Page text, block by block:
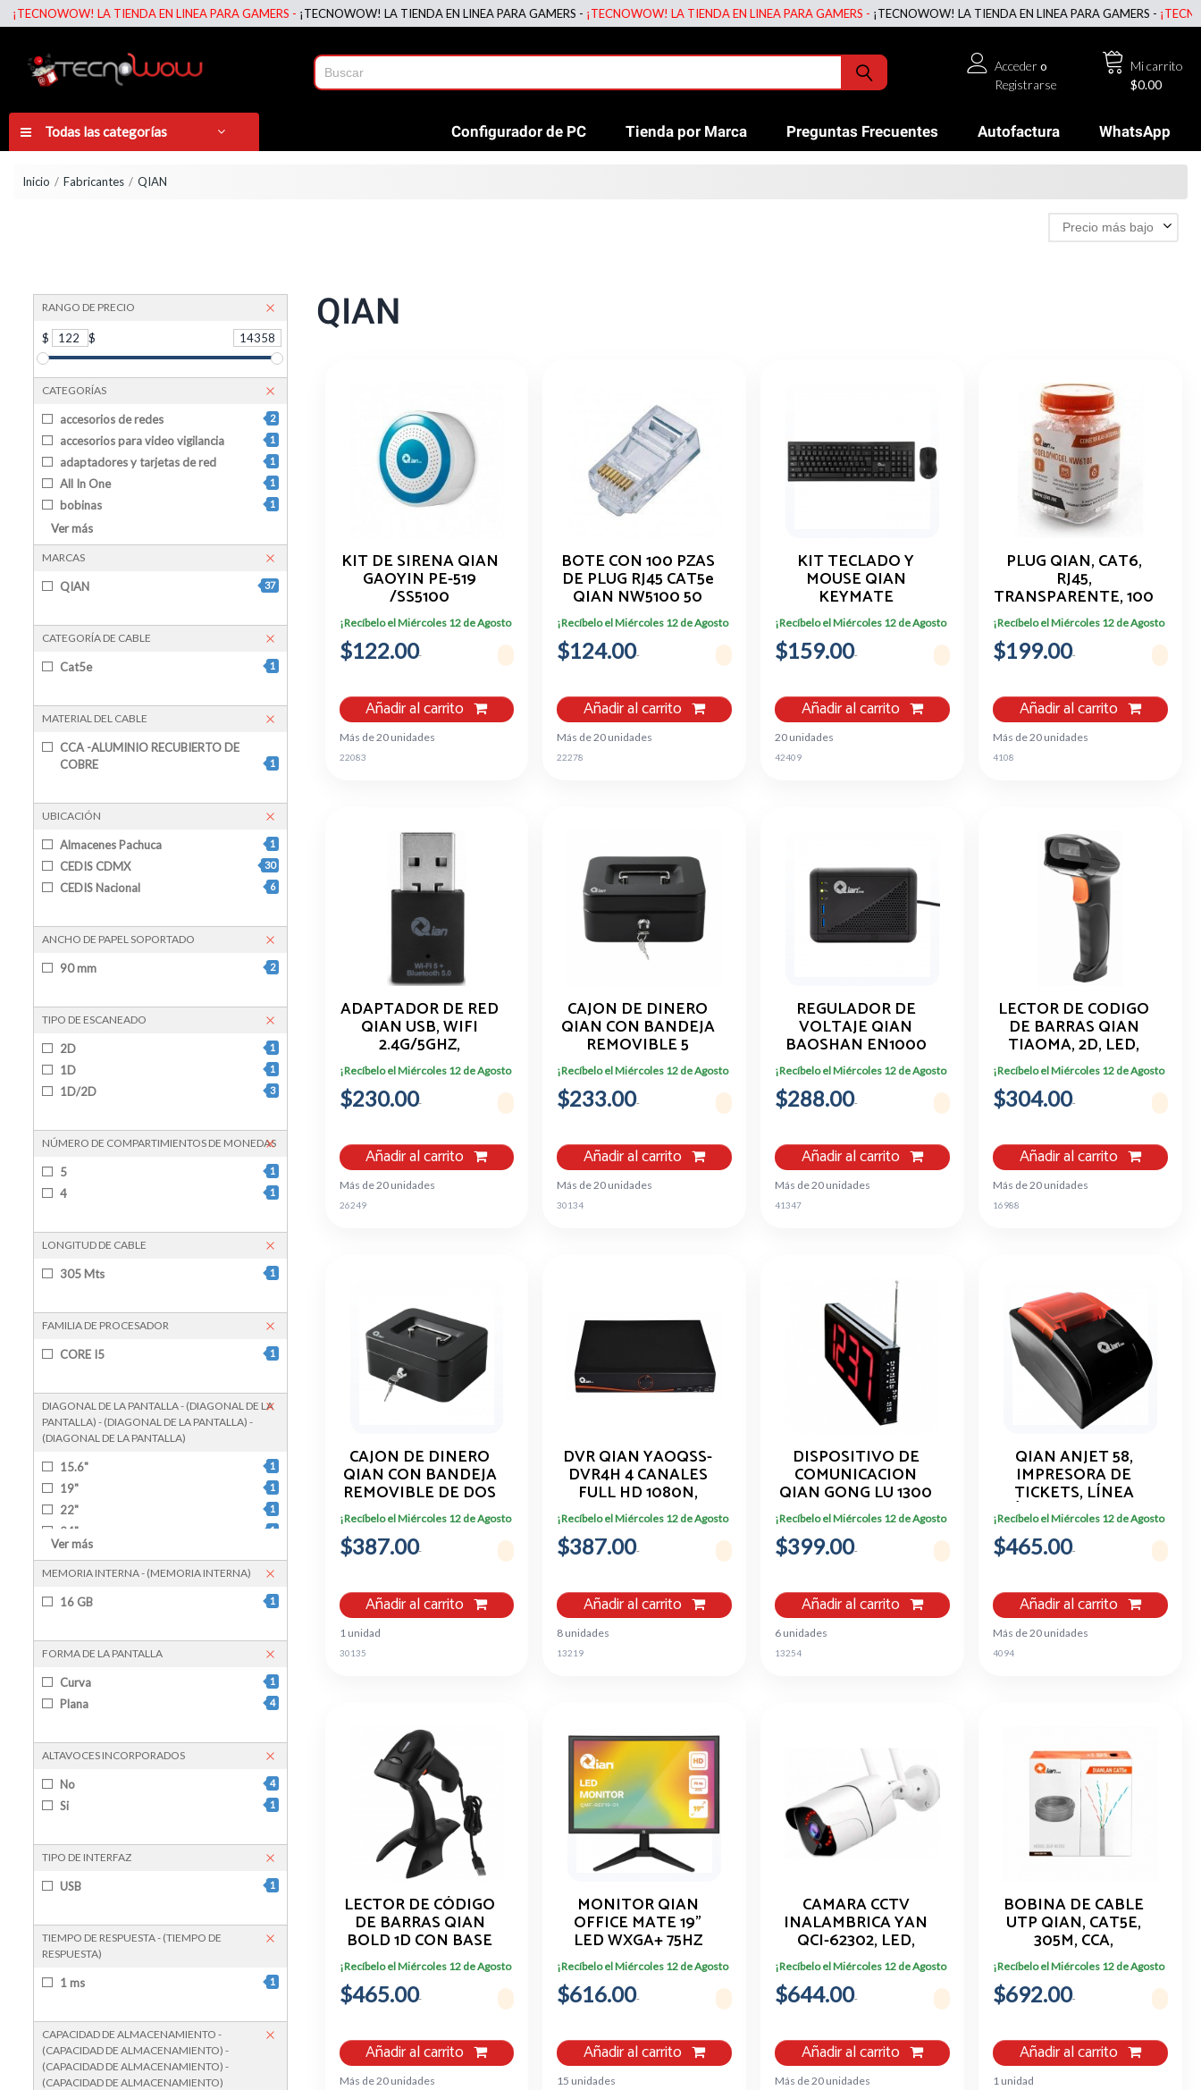
LA TIENDA EN LINEA PARA GAMERS -¡TECNOWOW! LA TIENDA EN LINEA PARA GAMERS -¡TECNOWOW! LA TIENDA EN LINEA PARA GAMERS -¡TECNOWOW! LA TIENDA EN LINEA PARA GAMERS -¡TECNOWOW!
Mi carrito
$0.00
Accedero
Registrarse
Todas las categorías Configurador de PC Tienda por Marca Preguntas Frecuentes Autofactura WhatsApp
Inicio Fabricantes QIAN
Precio más bajo
RANGO DE PRECIO
$ 122 $ 14358
CATEGORÍAS
accesorios de redes 2
accesorios para video vigilancia 1
adaptadores y tarjetas de red 1
All In One 1
bobinas 1
Cajones de Dinero
camaras de video vigilancia 1
Impresoras POS 5
Lector de Código de Barras
Monitores Gamer 1
no break y ups 2
pantallas de proyeccion
proyectores 1
Teléfono IP 1
Ver más
MARCAS
QIAN 37
CATEGORÍA DE CABLE
Cat5e 1
MATERIAL DEL CABLE
CCA -ALUMINIO RECUBIERTO DE
COBRE
1
UBICACIÓN
Almacenes Pachuca 1
CEDIS CDMX 30
CEDIS Nacional 6
ANCHO DE PAPEL SOPORTADO
90 mm 2
TIPO DE ESCANEADO
2D 1
1D 1
1D/2D 3
NÚMERO DE COMPARTIMIENTOS DE MONEDAS
5 1
4 1
LONGITUD DE CABLE
305 Mts 1
FAMILIA DE PROCESADOR
CORE I5 1
DIAGONAL DE LA PANTALLA - (DIAGONAL DE LA
PANTALLA) - (DIAGONAL DE LA PANTALLA) -
(DIAGONAL DE LA PANTALLA)
15.6" 1
19" 1
22" 1
24" 1
27"
30" 1
Ver más
MEMORIA INTERNA - (MEMORIA INTERNA)
16 GB 1
FORMA DE LA PANTALLA
Curva 1
Plana 4
ALTAVOCES INCORPORADOS
No 4
Si 1
TIPO DE INTERFAZ
USB 1
TIEMPO DE RESPUESTA - (TIEMPO DE
RESPUESTA)
1 ms 1
CAPACIDAD DE ALMACENAMIENTO -
(CAPACIDAD DE ALMACENAMIENTO) -
(CAPACIDAD DE ALMACENAMIENTO) -
(CAPACIDAD DE ALMACENAMIENTO)
QIAN
KIT DE SIRENA QIAN
GAOYIN PE-519
/SS5100
/INALAMBRICO /C-
SENS MOV PIR /PTA
/VEN
¡Recíbelo el Miércoles 12 de Agosto
$122.00
Añadir al carrito
Más de 20 unidades
22083
BOTE CON 100 PZAS
DE PLUG RJ45 CAT5e
QIAN NW5100 50
MICRAS
¡Recíbelo el Miércoles 12 de Agosto
$124.00
Añadir al carrito
Más de 20 unidades
22278
KIT TECLADO Y
MOUSE QIAN
KEYMATE
INALAMBRICO 2.0
USB EN ESPAÑOL
¡Recíbelo el Miércoles 12 de Agosto
$159.00
Añadir al carrito
20 unidades
42409
PLUG QIAN, CAT6,
RJ45,
TRANSPARENTE, 100
PIEZAS, NW6100
¡Recíbelo el Miércoles 12 de Agosto
$199.00
Añadir al carrito
Más de 20 unidades
4108
ADAPTADOR DE RED
QIAN USB, WIFI
2.4G/5GHZ,
BLUETOOTH 5.0
¡Recíbelo el Miércoles 12 de Agosto
$230.00
Añadir al carrito
Más de 20 unidades
26249
CAJON DE DINERO
QIAN CON BANDEJA
REMOVIBLE 5
MONEDAS QOC-
143SK
¡Recíbelo el Miércoles 12 de Agosto
$233.00
Añadir al carrito
Más de 20 unidades
30134
REGULADOR DE
VOLTAJE QIAN
BAOSHAN EN1000
1000 VA 8
CONTACTOS 2 USB
¡Recíbelo el Miércoles 12 de Agosto
$288.00
Añadir al carrito
Más de 20 unidades
41347
LECTOR DE CODIGO
DE BARRAS QIAN
TIAOMA, 2D, LED,
USB,350 50
¡Recíbelo el Miércoles 12 de Agosto
$304.00
Añadir al carrito
Más de 20 unidades
16988
CAJON DE DINERO
QIAN CON BANDEJA
REMOVIBLE DE DOS
NIVELES NEGRO
¡Recíbelo el Miércoles 12 de Agosto
$387.00
Añadir al carrito
1 unidad
30135
DVR QIAN YAOQSS-
DVR4H 4 CANALES
FULL HD 1080N,
PENTAHIBRIDO,H264
P/1DD
¡Recíbelo el Miércoles 12 de Agosto
$387.00
Añadir al carrito
8 unidades
13219
DISPOSITIVO DE
COMUNICACION
QIAN GONG LU 1300
QST-SD130,
INALAMBRICO
¡Recíbelo el Miércoles 12 de Agosto
$399.00
Añadir al carrito
6 unidades
13254
QIAN ANJET 58,
IMPRESORA DE
TICKETS, LÍNEA
TÉRMICA, 203 X 203
DPI, USB 2.0,
NEGRO/NARANJA
¡Recíbelo el Miércoles 12 de Agosto
$465.00
Añadir al carrito
Más de 20 unidades
4094
LECTOR DE CÓDIGO
DE BARRAS QIAN
BOLD 1D CON BASE
USB ALAMBRICO
¡Recíbelo el Miércoles 12 de Agosto
$465.00
Añadir al carrito
Más de 20 unidades
MONITOR QIAN
OFFICE MATE 19"
LED WXGA+ 75HZ
HDMI VGA VESA
¡Recíbelo el Miércoles 12 de Agosto
$616.00
Añadir al carrito
15 unidades
CAMARA CCTV
INALAMBRICA YAN
QCI-62302, LED,
1080P, 2MP,
P/EXTERIORES
¡Recíbelo el Miércoles 12 de Agosto
$644.00
Añadir al carrito
Más de 20 unidades
BOBINA DE CABLE
UTP QIAN, CAT5E,
305M, CCA,
INTERIOR, COLOR
GRIS
¡Recíbelo el Miércoles 12 de Agosto
$692.00
Añadir al carrito
1 unidad